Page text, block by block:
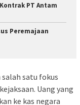
PT Antam
Peremajaan
satu fokus
Uang yang
ke kas negara